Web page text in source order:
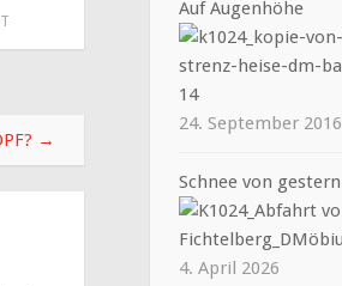
→
Auf Augenhöhe
24. September 2016
Schnee von gestern
4. April 2026